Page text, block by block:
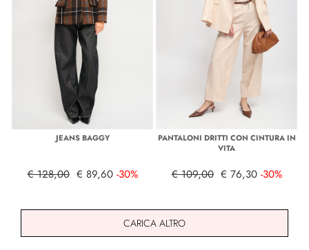
JEANS BAGGY
€ 128,00 € 89,60 -30%
PANTALONI DRITTI CON CINTURA IN
VITA
€ 109,00 € 76,30 -30%
CARICA ALTRO